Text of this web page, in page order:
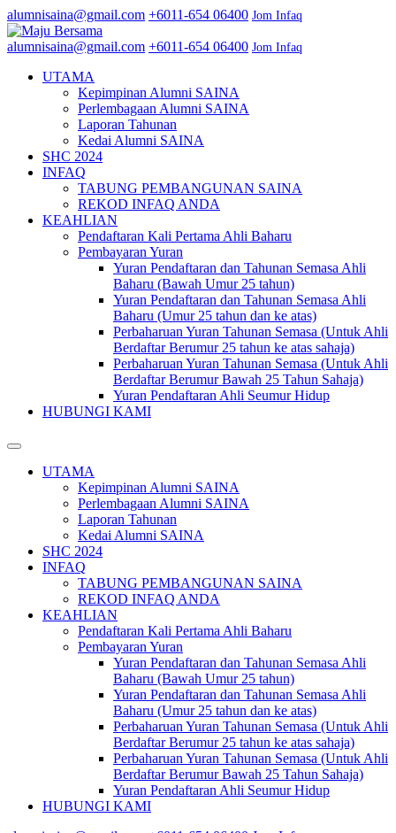
alumnisaina@gmail.com +6011-654 06400 Jom Infaq
alumnisaina@gmail.com +6011-654 06400 Jom Infaq
UTAMA
Kepimpinan Alumni SAINA
Perlembagaan Alumni SAINA
Laporan Tahunan
Kedai Alumni SAINA
SHC 2024
INFAQ
TABUNG PEMBANGUNAN SAINA
REKOD INFAQ ANDA
KEAHLIAN
Pendaftaran Kali Pertama Ahli Baharu
Pembayaran Yuran
Yuran Pendaftaran dan Tahunan Semasa Ahli
Baharu (Bawah Umur 25 tahun)
Yuran Pendaftaran dan Tahunan Semasa Ahli
Baharu (Umur 25 tahun dan ke atas)
Perbaharuan Yuran Tahunan Semasa (Untuk Ahli
Berdaftar Berumur 25 tahun ke atas sahaja)
Perbaharuan Yuran Tahunan Semasa (Untuk Ahli
Berdaftar Berumur Bawah 25 Tahun Sahaja)
Yuran Pendaftaran Ahli Seumur Hidup
HUBUNGI KAMI
UTAMA
Kepimpinan Alumni SAINA
Perlembagaan Alumni SAINA
Laporan Tahunan
Kedai Alumni SAINA
SHC 2024
INFAQ
TABUNG PEMBANGUNAN SAINA
REKOD INFAQ ANDA
KEAHLIAN
Pendaftaran Kali Pertama Ahli Baharu
Pembayaran Yuran
Yuran Pendaftaran dan Tahunan Semasa Ahli
Baharu (Bawah Umur 25 tahun)
Yuran Pendaftaran dan Tahunan Semasa Ahli
Baharu (Umur 25 tahun dan ke atas)
Perbaharuan Yuran Tahunan Semasa (Untuk Ahli
Berdaftar Berumur 25 tahun ke atas sahaja)
Perbaharuan Yuran Tahunan Semasa (Untuk Ahli
Berdaftar Berumur Bawah 25 Tahun Sahaja)
Yuran Pendaftaran Ahli Seumur Hidup
HUBUNGI KAMI